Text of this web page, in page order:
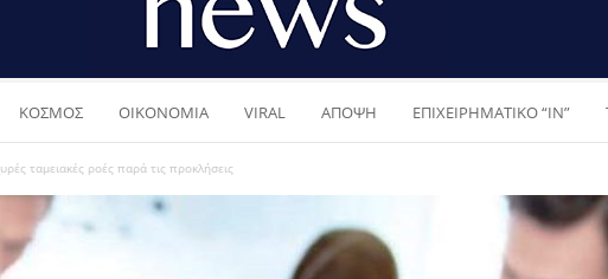
ΚΟΣΜΟΣ ΟΙΚΟΝΟΜΙΑ VIRAL ΑΠΟΨΗ ΕΠΙΧΕΙΡΗΜΑΤΙΚΟ “IN”
ταμειακές ροές παρά τις προκλήσεις